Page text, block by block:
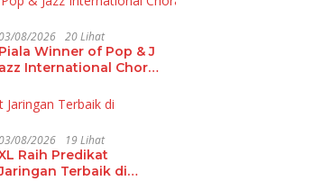
08/2026 20 Lihat
Piala Winner of Pop & J
azz International Choral
08/2026 19 Lihat
Raih Predikat
Terbaik di